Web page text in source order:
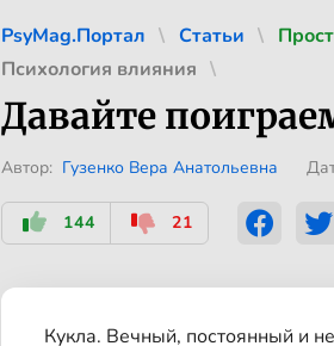
PsyMag.Портал Статьи
Психология влияния
Давайте
Автор: Гузенко Вера Анатольевна
144 21
Кукла. Вечный, постоянный и